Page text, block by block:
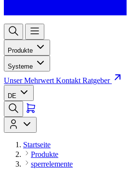
Produkte
Systeme
Unser Mehrwert Kontakt Ratgeber
DE
Startseite
Produkte
sperrelemente